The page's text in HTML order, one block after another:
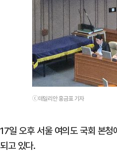
ⓒ데일리안 홍금표 기자
17일 오후 서울 여의도 국회 본
되고 있다.